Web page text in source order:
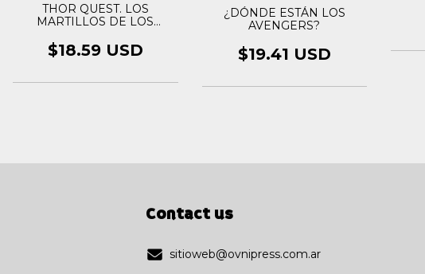
THOR QUEST. LOS
MARTILLOS DE LOS
$18.59 USD
¿DÓNDE ESTÁN LOS
AVENGERS?
$19.41 USD
Contact us
sitioweb@ovnipress.com.ar